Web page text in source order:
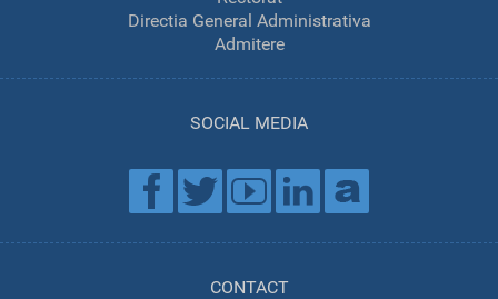
Directia General Administrativa
Admitere
SOCIAL MEDIA
CONTACT